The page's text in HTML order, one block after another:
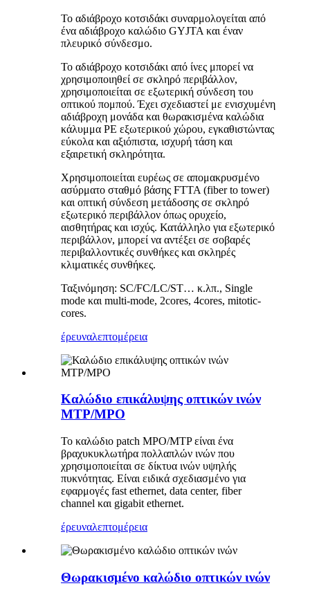
Το αδιάβροχο κοτσιδάκι συναρμολογείται από
ένα αδιάβροχο καλώδιο GYJTA και έναν
πλευρικό σύνδεσμο.
Το αδιάβροχο κοτσιδάκι από ίνες μπορεί να
χρησιμοποιηθεί σε σκληρό περιβάλλον,
χρησιμοποιείται σε εξωτερική σύνδεση του
οπτικού πομπού. Έχει σχεδιαστεί με ενισχυμένη
αδιάβροχη μονάδα και θωρακισμένα καλώδια
κάλυμμα PE εξωτερικού χώρου, εγκαθιστώντας
εύκολα και αξιόπιστα, ισχυρή τάση και
εξαιρετική σκληρότητα.
Χρησιμοποιείται ευρέως σε απομακρυσμένο
ασύρματο σταθμό βάσης FTTA (fiber to tower)
και οπτική σύνδεση μετάδοσης σε σκληρό
εξωτερικό περιβάλλον όπως ορυχείο,
αισθητήρας και ισχύς. Κατάλληλο για εξωτερικό
περιβάλλον, μπορεί να αντέξει σε σοβαρές
περιβαλλοντικές συνθήκες και σκληρές
κλιματικές συνθήκες.
Ταξινόμηση: SC/FC/LC/ST… κ.λπ., Single
mode και multi-mode, 2cores, 4cores, mitotic-
cores.
έρευναλεπτομέρεια
Καλώδιο επικάλυψης οπτικών ινών
MTP/MPO
Το καλώδιο patch MPO/MTP είναι ένα
βραχυκυκλωτήρα πολλαπλών ινών που
χρησιμοποιείται σε δίκτυα ινών υψηλής
πυκνότητας. Είναι ειδικά σχεδιασμένο για
εφαρμογές fast ethernet, data center, fiber
channel και gigabit ethernet.
έρευναλεπτομέρεια
Θωρακισμένο καλώδιο οπτικών ινών